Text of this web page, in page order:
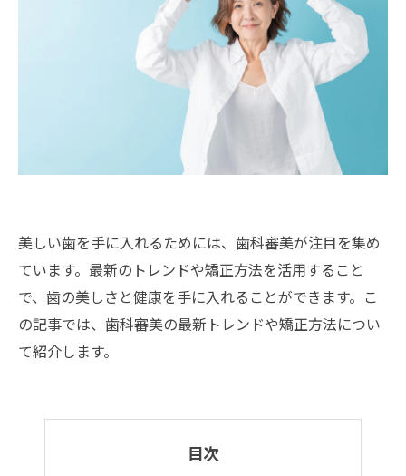
美しい歯を手に入れるためには、歯科審美が注目を集め
ています。最新のトレンドや矯正方法を活用すること
で、歯の美しさと健康を手に入れることができます。こ
の記事では、歯科審美の最新トレンドや矯正方法につい
て紹介します。
目次